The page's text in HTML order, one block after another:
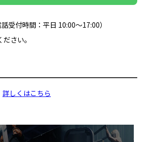
話受付時間：平日 10:00～17:00）
さい。
詳しくはこちら